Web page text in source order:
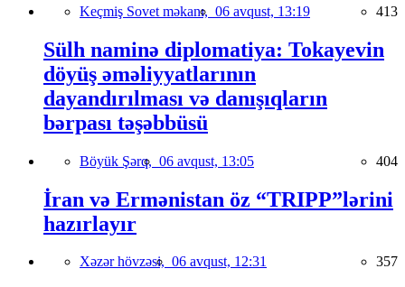
Keçmiş Sovet məkanı, 06 avqust, 13:19 413
Sülh naminə diplomatiya: Tokayevin
döyüş əməliyyatlarının
dayandırılması və danışıqların
bərpası təşəbbüsü
Böyük Şərq, 06 avqust, 13:05 404
İran və Ermənistan öz “TRIPP”lərini
hazırlayır
Xəzər hövzəsi, 06 avqust, 12:31 357